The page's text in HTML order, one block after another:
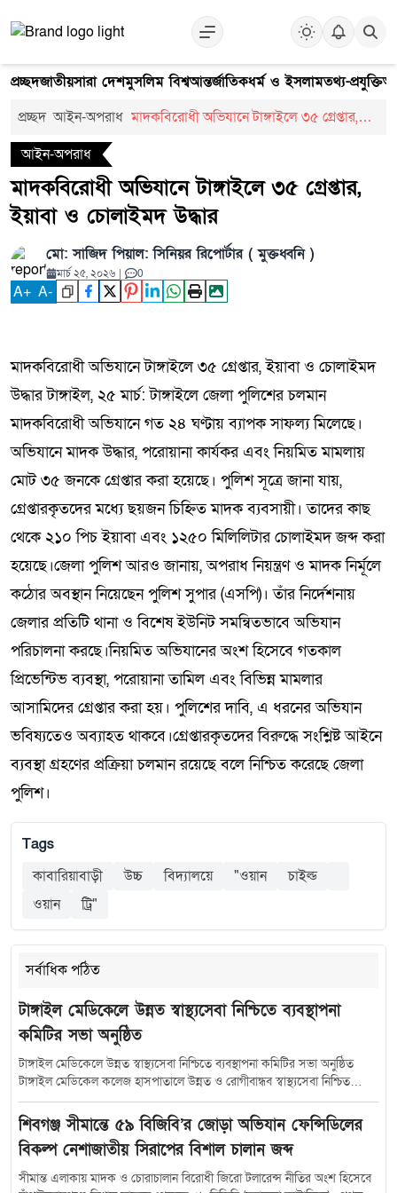
প্রচ্ছদজাতীয়সারা দেশমুসলিম বিশ্বআন্তর্জাতিকধর্ম ও ইসলামতথ্য-প্রযুক্তি
প্রচ্ছদ আইন-অপরাধ মাদকবিরোধী অভিযানে টাঙ্গাইলে ৩৫ গ্রেপ্তার,
আইন-অপরাধ
মাদকবিরোধী অভিযানে টাঙ্গাইলে ৩৫ গ্রেপ্তার,
ইয়াবা ও চোলাইমদ উদ্ধার
মো: সাজিদ পিয়াল: সিনিয়র রিপোর্টার ( মুক্তধ্বনি )
মার্চ ২৫, ২০২৬ | 0
A+ A-
মাদকবিরোধী অভিযানে টাঙ্গাইলে ৩৫ গ্রেপ্তার, ইয়াবা ও চোলাইমদ
উদ্ধার টাঙ্গাইল, ২৫ মার্চ: টাঙ্গাইলে জেলা পুলিশের চলমান
মাদকবিরোধী অভিযানে গত ২৪ ঘণ্টায় ব্যাপক সাফল্য মিলেছে।
অভিযানে মাদক উদ্ধার, পরোয়ানা কার্যকর এবং নিয়মিত মামলায়
মোট ৩৫ জনকে গ্রেপ্তার করা হয়েছে। পুলিশ সূত্রে জানা যায়,
গ্রেপ্তারকৃতদের মধ্যে ছয়জন চিহ্নিত মাদক ব্যবসায়ী। তাদের কাছ
থেকে ২১০ পিচ ইয়াবা এবং ১২৫০ মিলিলিটার চোলাইমদ জব্দ করা
হয়েছে।জেলা পুলিশ আরও জানায়, অপরাধ নিয়ন্ত্রণ ও মাদক নির্মূলে
কঠোর অবস্থান নিয়েছেন পুলিশ সুপার (এসপি)। তাঁর নির্দেশনায়
জেলার প্রতিটি থানা ও বিশেষ ইউনিট সমন্বিতভাবে অভিযান
পরিচালনা করছে।নিয়মিত অভিযানের অংশ হিসেবে গতকাল
প্রিভেন্টিভ ব্যবস্থা, পরোয়ানা তামিল এবং বিভিন্ন মামলার
আসামিদের গ্রেপ্তার করা হয়। পুলিশের দাবি, এ ধরনের অভিযান
ভবিষ্যতেও অব্যাহত থাকবে।গ্রেপ্তারকৃতদের বিরুদ্ধে সংশ্লিষ্ট আইনে
ব্যবস্থা গ্রহণের প্রক্রিয়া চলমান রয়েছে বলে নিশ্চিত করেছে জেলা
পুলিশ।
Tags
কাবারিয়াবাড়ী
উচ্চ বিদ্যালয়ে "ওয়ান
চাইল্ড
ওয়ান
ট্রি"
সর্বাধিক পঠিত
টাঙ্গাইল মেডিকেলে উন্নত স্বাস্থ্যসেবা নিশ্চিতে ব্যবস্থাপনা
কমিটির সভা অনুষ্ঠিত
টাঙ্গাইল মেডিকেলে উন্নত স্বাস্থ্যসেবা নিশ্চিতে ব্যবস্থাপনা কমিটির সভা অনুষ্ঠিত
টাঙ্গাইল মেডিকেল কলেজ হাসপাতালে উন্নত ও রোগীবান্ধব স্বাস্থ্যসেবা নিশ্চিত
করতে হাসপাতাল ব্যবস্থাপনা কমিটির সমন্বয় সভা অনুষ্ঠিত হয়েছে। শুক্রবার (১০
জুলাই) সকাল সাড়ে ১০টায় হাসপাতালের কনফারেন্স রুমে আয়োজিত এ সভায়
সভাপতিত্ব করেন টাঙ্গাইল-৫ (সদর) আসনের সংসদ সদস্য মৎস্য ও প্রাণিসম্পদ
প্রতিমন্ত্রী এবং হাসপাতাল ব্যবস্থাপনা কমিটির সভাপতি সুলতান সালাউদ্দিন টুকু।
সভায় উপস্থিত ছিলেন স্বাস্থ্যসেবা বিভাগের যুগ্মসচিব মো.মুস্তাফিজুর রহমান জেলা
প্রশাসক শরীফা হক অতিরিক্ত জেলা প্রশাসক (সার্বিক) সঞ্জয় কুমার মহন্ত অতিরিক্ত
শিবগঞ্জ সীমান্তে ৫৯ বিজিবি’র জোড়া অভিযান ফেন্সিডিলের
বিকল্প নেশাজাতীয় সিরাপের বিশাল চালান জব্দ
সীমান্ত এলাকায় মাদক ও চোরাচালান বিরোধী জিরো টলারেন্স নীতির অংশ হিসেবে